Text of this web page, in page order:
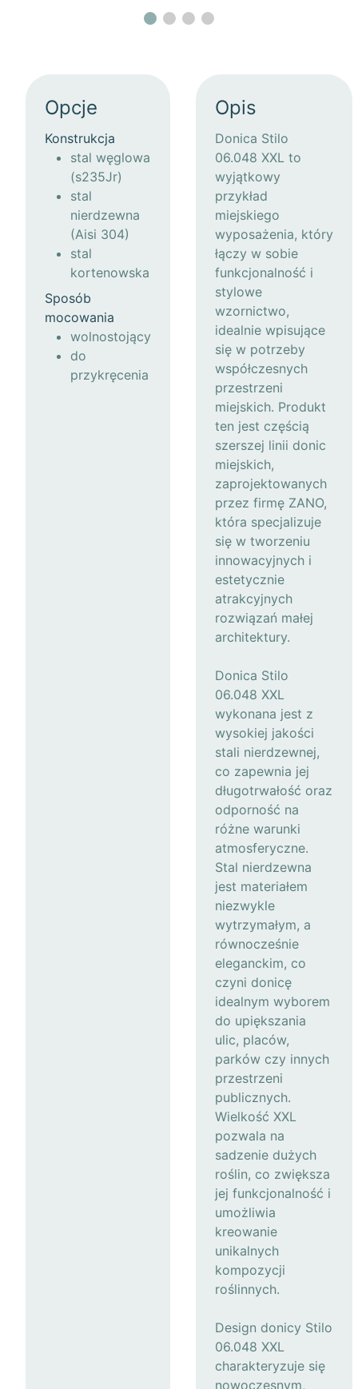
Opcje
Konstrukcja
stal węglowa
(s235Jr)
stal
nierdzewna
(Aisi 304)
stal
kortenowska
Sposób
mocowania
wolnostojący
do
przykręcenia
Opis
Donica Stilo
06.048 XXL to
wyjątkowy
przykład
miejskiego
wyposażenia, który
łączy w sobie
funkcjonalność i
stylowe
wzornictwo,
idealnie wpisujące
się w potrzeby
współczesnych
przestrzeni
miejskich. Produkt
ten jest częścią
szerszej linii donic
miejskich,
zaprojektowanych
przez firmę ZANO,
która specjalizuje
się w tworzeniu
innowacyjnych i
estetycznie
atrakcyjnych
rozwiązań małej
architektury.
Donica Stilo
06.048 XXL
wykonana jest z
wysokiej jakości
stali nierdzewnej,
co zapewnia jej
długotrwałość oraz
odporność na
różne warunki
atmosferyczne.
Stal nierdzewna
jest materiałem
niezwykle
wytrzymałym, a
równocześnie
eleganckim, co
czyni donicę
idealnym wyborem
do upiększania
ulic, placów,
parków czy innych
przestrzeni
publicznych.
Wielkość XXL
pozwala na
sadzenie dużych
roślin, co zwiększa
jej funkcjonalność i
umożliwia
kreowanie
unikalnych
kompozycji
roślinnych.
Design donicy Stilo
06.048 XXL
charakteryzuje się
nowoczesnym,